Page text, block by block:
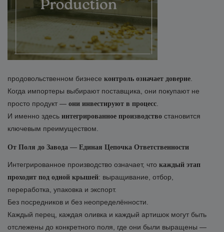
продовольственном бизнесе контроль означает доверие
Когда импортеры выбирают поставщика, они покупают не
просто продукт — они инвестируют в процесс
И именно здесь интегрированное производство становится
ключевым преимуществом.
От Поля до Завода — Единая Цепочка Ответственности
Интегрированное производство означает, что каждый этап
проходит под одной крышей: выращивание, отбор,
переработка, упаковка и экспорт.
Без посредников и без неопределённости.
Каждый перец, каждая оливка и каждый артишок могут быть
отслежены до конкретного поля, где они были выращены —